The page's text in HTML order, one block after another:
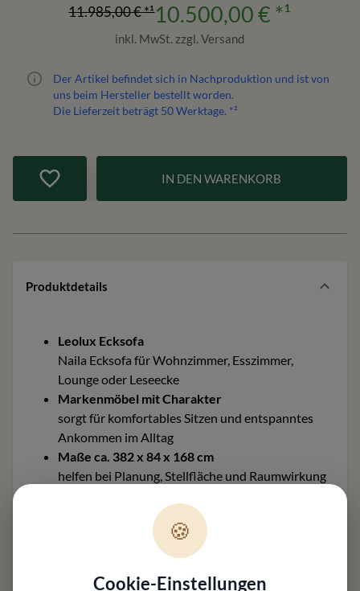
11.985,00 €*¹10.500,00 € *¹
inkl. MwSt. zzgl. Versand
Der Artikel befindet sich in Nachproduktion und ist von
uns beim Hersteller bestellt worden.
Die Lieferzeit beträgt 50Werktage. *²
IN DEN WARENKORB
Produktdetails
Leolux Ecksofa
Naila Ecksofa für Wohnzimmer, Esszimmer,
Lounge oder Leseecke
Markenmöbel mit Charakter
sorgt für komfortables Sitzen und entspanntes
Ankommen im Alltag
Maße ca. 382 x 84 x 168 cm
helfen bei Planung, Stellfläche und Raumwirkung
je nach Bezugsvariante mit passender Material-
und Farbauswahl
🍪
Cookie-Einstellungen